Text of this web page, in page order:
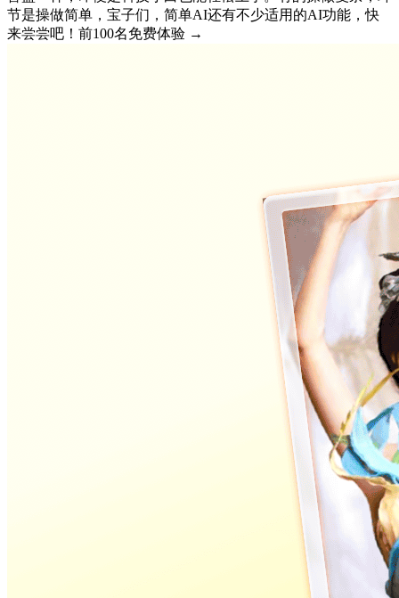
节是操做简单，宝子们，简单AI还有不少适用的AI功能，快
来尝尝吧！前100名免费体验 →